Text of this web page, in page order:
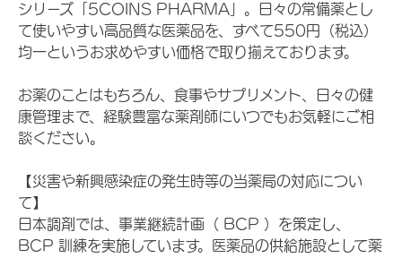
シリーズ「5COINS PHARMA」。日々の常備薬とし
て使いやすい高品質な医薬品を、すべて550円（税込）
均一というお求めやすい価格で取り揃えております。
お薬のことはもちろん、食事やサプリメント、日々の健
康管理まで、経験豊富な薬剤師にいつでもお気軽にご相
談ください。
【災害や新興感染症の発生時等の当薬局の対応につい
て】
日本調剤では、事業継続計画（ BCP ）を策定し、
BCP 訓練を実施しています。医薬品の供給施設として薬